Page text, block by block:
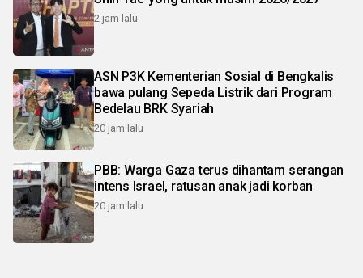
2 jam lalu
ASN P3K Kementerian Sosial di Bengkalis
bawa pulang Sepeda Listrik dari Program
Bedelau BRK Syariah
20 jam lalu
PBB: Warga Gaza terus dihantam serangan
intens Israel, ratusan anak jadi korban
20 jam lalu